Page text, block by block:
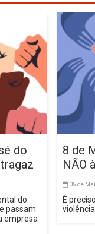
do
do
passam
empresa
8 de
NÃO
05 de
É